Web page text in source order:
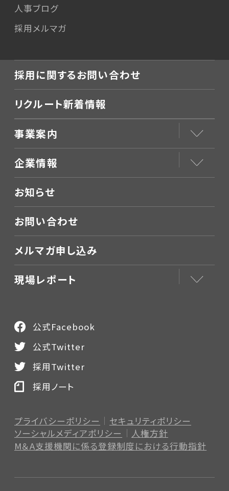
人事ブログ
採用メルマガ
採用に関するお問い合わせ
リクルート新着情報
事業案内
企業情報
お知らせ
お問い合わせ
メルマガ申し込み
現場レポート
プライバシーポリシー
セキュリティポリシー
ソーシャルメディアポリシー
人権方針
M＆A支援機関に係る登録制度における行動指針
公式Facebook
公式Twitter
採用Twitter
採用ノート